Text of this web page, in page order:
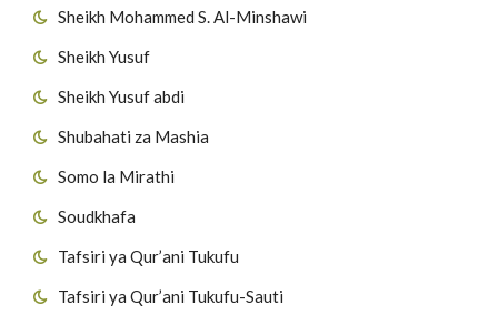
Sheikh Mohammed S. Al-Minshawi
Sheikh Yusuf
Sheikh Yusuf abdi
Shubahati za Mashia
Somo la Mirathi
Soudkhafa
Tafsiri ya Qur’ani Tukufu
Tafsiri ya Qur’ani Tukufu-Sauti